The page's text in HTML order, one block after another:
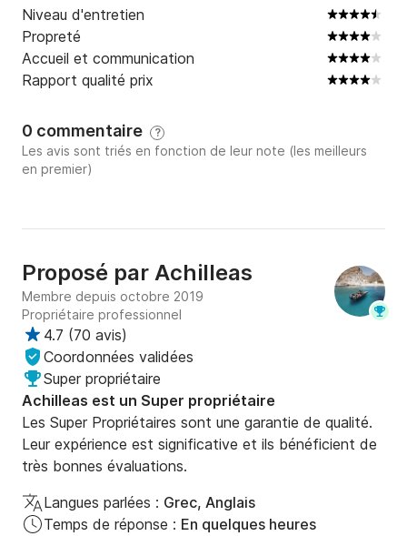
Niveau d'entretien
Propreté
Accueil et communication
Rapport qualité prix
0 commentaire ?
Les avis sont triés en fonction de leur note (les meilleurs
en premier)
Proposé par Achilleas
Membre depuis octobre 2019
Propriétaire professionnel
4.7 (70 avis)
Coordonnées validées
Super propriétaire
Achilleas est un Super propriétaire
Les Super Propriétaires sont une garantie de qualité.
Leur expérience est significative et ils bénéficient de
très bonnes évaluations.
Langues parlées : Grec, Anglais
Temps de réponse : En quelques heures